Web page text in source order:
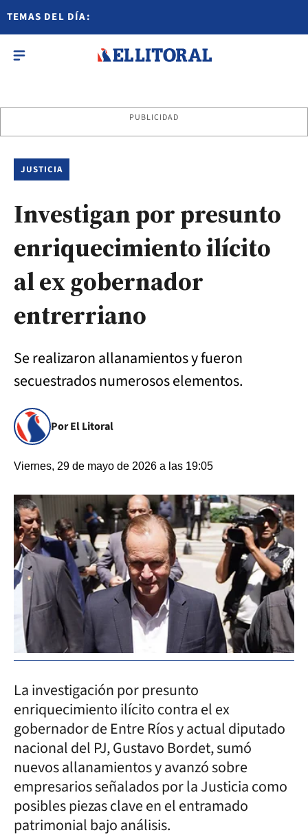
TEMAS DEL DÍA:
PUBLICIDAD
JUSTICIA
Investigan por presunto
enriquecimiento ilícito
al ex gobernador
entrerriano
Se realizaron allanamientos y fueron
secuestrados numerosos elementos.
Por El Litoral
Viernes, 29 de mayo de 2026 a las 19:05
La investigación por presunto
enriquecimiento ilícito contra el ex
gobernador de Entre Ríos y actual diputado
nacional del PJ, Gustavo Bordet, sumó
nuevos allanamientos y avanzó sobre
empresarios señalados por la Justicia como
posibles piezas clave en el entramado
patrimonial bajo análisis.